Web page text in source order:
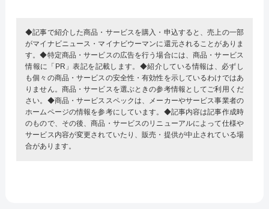
◆記事で紹介した商品・サービスを購入・申込すると、売上の一部
がマイナビニュース・マイナビウーマンに還元されることがありま
す。◆特定商品・サービスの広告を行う場合には、商品・サービス
情報に「PR」表記を記載します。◆紹介している情報は、必ずし
も個々の商品・サービスの安全性・有効性を示しているわけではあ
りません。商品・サービスを選ぶときの参考情報としてご利用くだ
さい。◆商品・サービススペックは、メーカーやサービス事業者の
ホームページの情報を参考にしています。◆記事内容は記事作成時
のもので、その後、商品・サービスのリニューアルによって仕様や
サービス内容が変更されていたり、販売・提供が中止されている場
合があります。